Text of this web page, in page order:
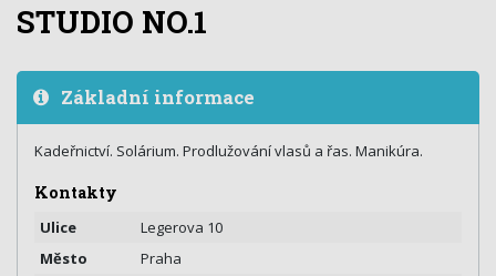
STUDIO NO.1
Základní informace
Kadeřnictví. Solárium. Prodlužování vlasů a řas. Manikúra.
Kontakty
Ulice
Legerova 10
Město
Praha